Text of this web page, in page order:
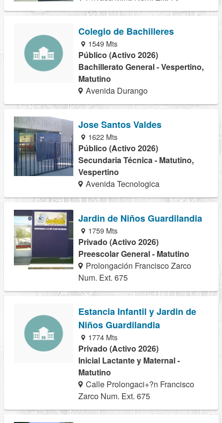
Colegio de Bachilleres
1549 Mts
Público (Activo 2026)
Bachillerato General - Vespertino,
Matutino
Avenida Durango
Jose Santos Valdes
1622 Mts
Público (Activo 2026)
Secundaria Técnica - Matutino,
Vespertino
Avenida Tecnologica
Jardin de Niños Guardilandia
1759 Mts
Privado (Activo 2026)
Preescolar General - Matutino
Prolongación Francisco Zarco
Num. Ext. 675
Estancia Infantil y Jardin de
Niños Guardilandia
1774 Mts
Privado (Activo 2026)
Inicial Lactante y Maternal -
Matutino
Calle Prolongaci+?n Francisco
Zarco Num. Ext. 675